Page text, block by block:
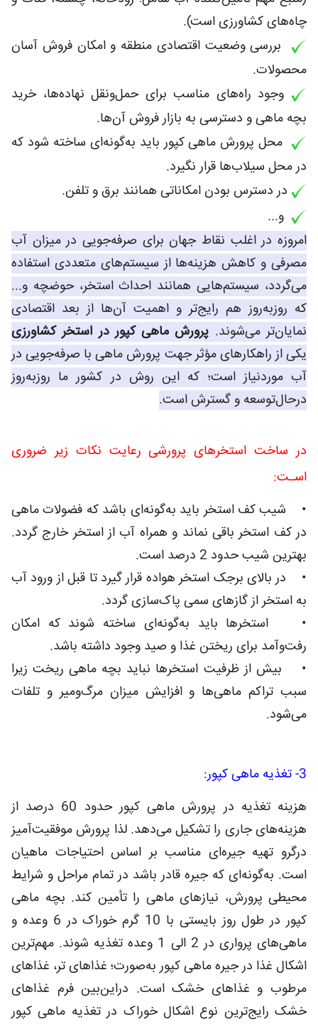
چاه‌های کشاورزی است).
بررسی وضعیت اقتصادی منطقه و امکان فروش آسان
محصولات.
وجود راه‌های مناسب برای حمل‌ونقل نهاده‌ها، خرید
بچه ماهی و دسترسی به بازار فروش آن‌ها.
محل پرورش ماهی کپور باید به‌گونه‌ای ساخته شود که
در محل سیلاب‌ها قرار نگیرد.
در دسترس بودن امکاناتی همانند برق و تلفن.
و...
امروزه در اغلب نقاط جهان برای صرفه‌جویی در میزان آب
مصرفی و کاهش هزینه‌ها از سیستم‌های متعددی استفاده
می‌گردد، سیستم‌هایی همانند احداث استخر، حوضچه و...
که روزبه‌روز هم رایج‌تر و اهمیت آن‌ها از بعد اقتصادی
نمایان‌تر می‌شوند. پرورش ماهی کپور در استخر کشاورزی
یکی از راهکارهای مؤثر جهت پرورش ماهی با صرفه‌جویی در
آب موردنیاز است؛ که این روش در کشور ما روزبه‌روز
درحال‌توسعه و گسترش است.
در ساخت استخرهای پرورشی رعایت نکات زیر ضروری
اسـت:
• شیب کف استخر باید به‌گونه‌ای باشد که فضولات ماهی
در کف استخر باقی نماند و همراه آب از استخر خارج گردد.
بهترین شیب حدود 2 درصد است.
• در بالای برجک استخر هواده قرار گیرد تا قبل از ورود آب
به استخر از گازهای سمی پاک‌سازی گردد.
• استخرها باید به‌گونه‌ای ساخته شوند که امکان
رفت‌وآمد برای ریختن غذا و صید وجود داشته باشد.
• بیش از ظرفیت استخرها نباید بچه ماهی ریخت زیرا
سبب تراکم ماهی‌ها و افزایش میزان مرگ‌ومیر و تلفات
می‌شود.
3- تغذیه ماهی کپور:
هزینه تغذیه در پرورش ماهی کپور حدود 60 درصد از
هزینه‌های جاری را تشکیل می‌دهد. لذا پرورش موفقیت‌آمیز
درگرو تهیه جیره‌ای مناسب بر اساس احتیاجات ماهیان
است. به‌گونه‌ای که جیره قادر باشد در تمام مراحل و شرایط
محیطی پرورش، نیازهای ماهی را تأمین کند. بچه ماهی
کپور در طول روز بایستی با 10 گرم خوراک در 6 وعده و
ماهی‌های پرواری در 2 الی 1 وعده تغذیه شوند. مهم‌ترین
اشکال غذا در جیره ماهی کپور به‌صورت؛ غذاهای تر، غذاهای
مرطوب و غذاهای خشک است. دراین‌بین فرم غذاهای
خشک رایج‌ترین نوع اشکال خوراک در تغذیه ماهی کپور